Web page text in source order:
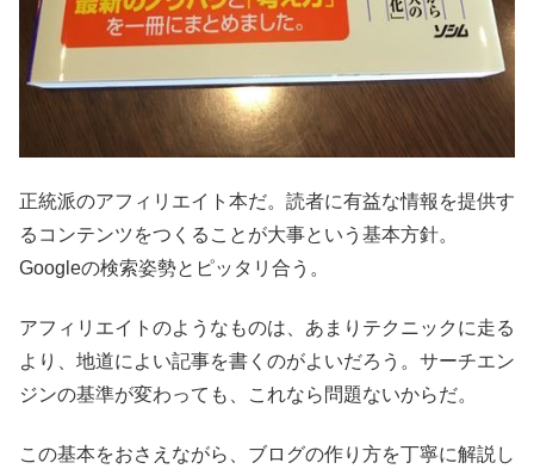
正統派のアフィリエイト本だ。読者に有益な情報を提供す
るコンテンツをつくることが大事という基本方針。
Googleの検索姿勢とピッタリ合う。
アフィリエイトのようなものは、あまりテクニックに走る
より、地道によい記事を書くのがよいだろう。サーチエン
ジンの基準が変わっても、これなら問題ないからだ。
この基本をおさえながら、ブログの作り方を丁寧に解説し